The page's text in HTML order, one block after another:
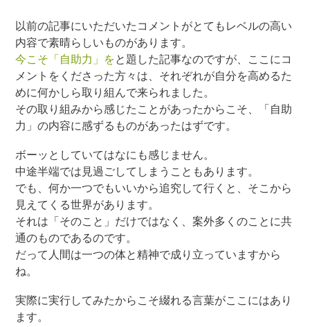
以前の記事にいただいたコメントがとてもレベルの高い
内容で素晴らしいものがあります。
今こそ「自助力」をと題した記事なのですが、ここにコ
メントをくださった方々は、それぞれが自分を高めるた
めに何かしら取り組んで来られました。
その取り組みから感じたことがあったからこそ、「自助
力」の内容に感ずるものがあったはずです。
ボーッとしていてはなにも感じません。
中途半端では見過ごしてしまうこともあります。
でも、何か一つでもいいから追究して行くと、そこから
見えてくる世界があります。
それは「そのこと」だけではなく、案外多くのことに共
通のものであるのです。
だって人間は一つの体と精神で成り立っていますから
ね。
実際に実行してみたからこそ綴れる言葉がここにはあり
ます。